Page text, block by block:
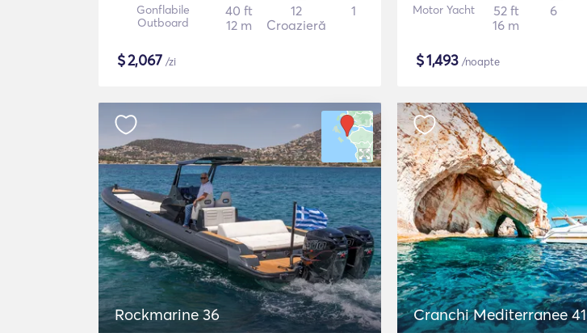
Gonflabile
Outboard
40 ft
12 m
12
Croazieră
1
$2,067 /zi
Motor Yacht
52 ft
16 m
6
$1,493 /noapte
Rockmarine 36 Cranchi Mediterranee 41